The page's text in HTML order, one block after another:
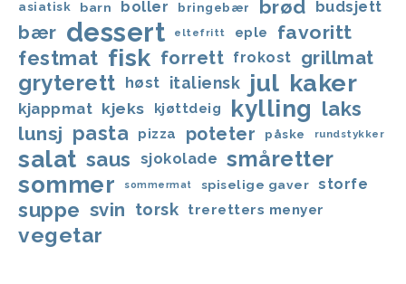
asiatisk barn boller bringebær brød budsjett
bær dessert eltefritt eple favoritt
festmat fisk forrett frokost grillmat
gryterett høst italiensk jul kaker
kjappmat kjeks kjøttdeig kylling laks
lunsj pasta pizza poteter påske rundstykker
salat saus sjokolade småretter
sommer sommermat spiselige gaver storfe
suppe svin torsk treretters menyer
vegetar